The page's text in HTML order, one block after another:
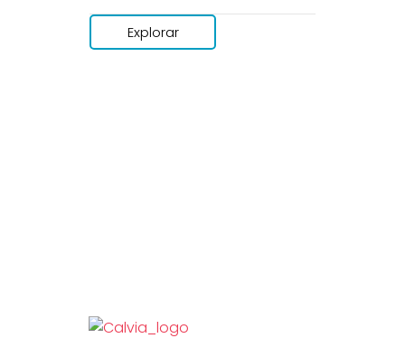
Explorar